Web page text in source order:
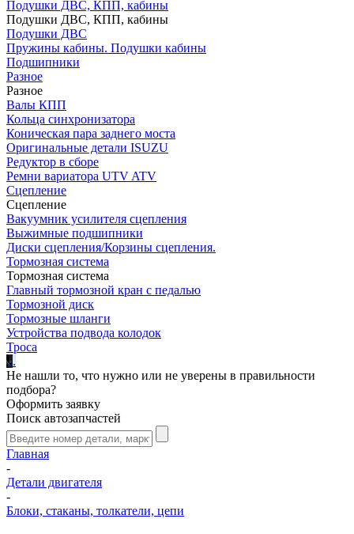
Подушки ДВС, КПП, кабины
Подушки ДВС, КПП, кабины
Подушки ДВС
Пружины кабины. Подушки кабины
Подшипники
Разное
Разное
Валы КПП
Кольца синхронизатора
Коническая пара заднего моста
Оригинальные детали ISUZU
Редуктор в сборе
Ремни вариатора UTV ATV
Сцепление
Сцепление
Вакуумник усилителя сцепления
Выжимные подшипники
Диски сцепления/Корзины сцепления.
Тормозная система
Тормозная система
Главный тормозной кран с педалью
Тормозной диск
Тормозные шланги
Устройства подвода колодок
Троса
...
Не нашли то, что нужно или не уверены в правильности
подбора?
Оформить заявку
Поиск автозапчастей
Главная
-
Детали двигателя
-
Блоки, стаканы, толкатели, цепи